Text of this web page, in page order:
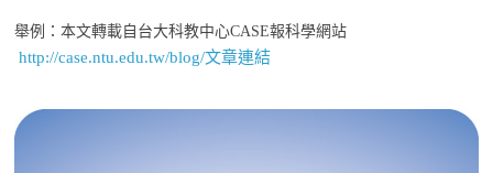
舉例：本文轉載自台大科教中心CASE報科學網站
http://case.ntu.edu.tw/blog/文章連結